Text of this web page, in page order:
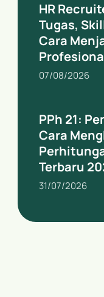
HR
Tugas,
Cara
07/08/2026
PPh 21:
Cara
Terbaru
31/07/2026